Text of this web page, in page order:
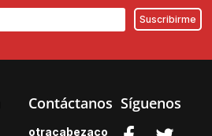
Contáctanos
otracabezaco
Síguenos